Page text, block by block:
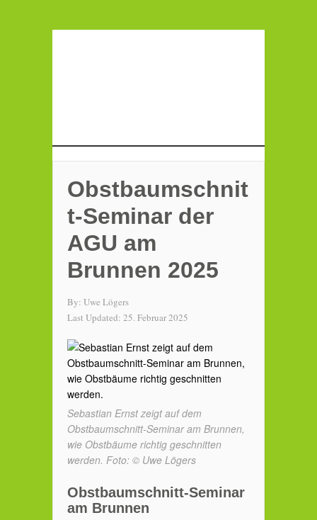
Obstbaumschnit
t-Seminar der
AGU am
Brunnen 2025
By: Uwe Lögers
Last Updated: 25. Februar 2025
Sebastian Ernst zeigt auf dem
Obstbaumschnitt-Seminar am Brunnen,
wie Obstbäume richtig geschnitten
werden. Foto: © Uwe Lögers
Obstbaumschnitt-Seminar
am Brunnen